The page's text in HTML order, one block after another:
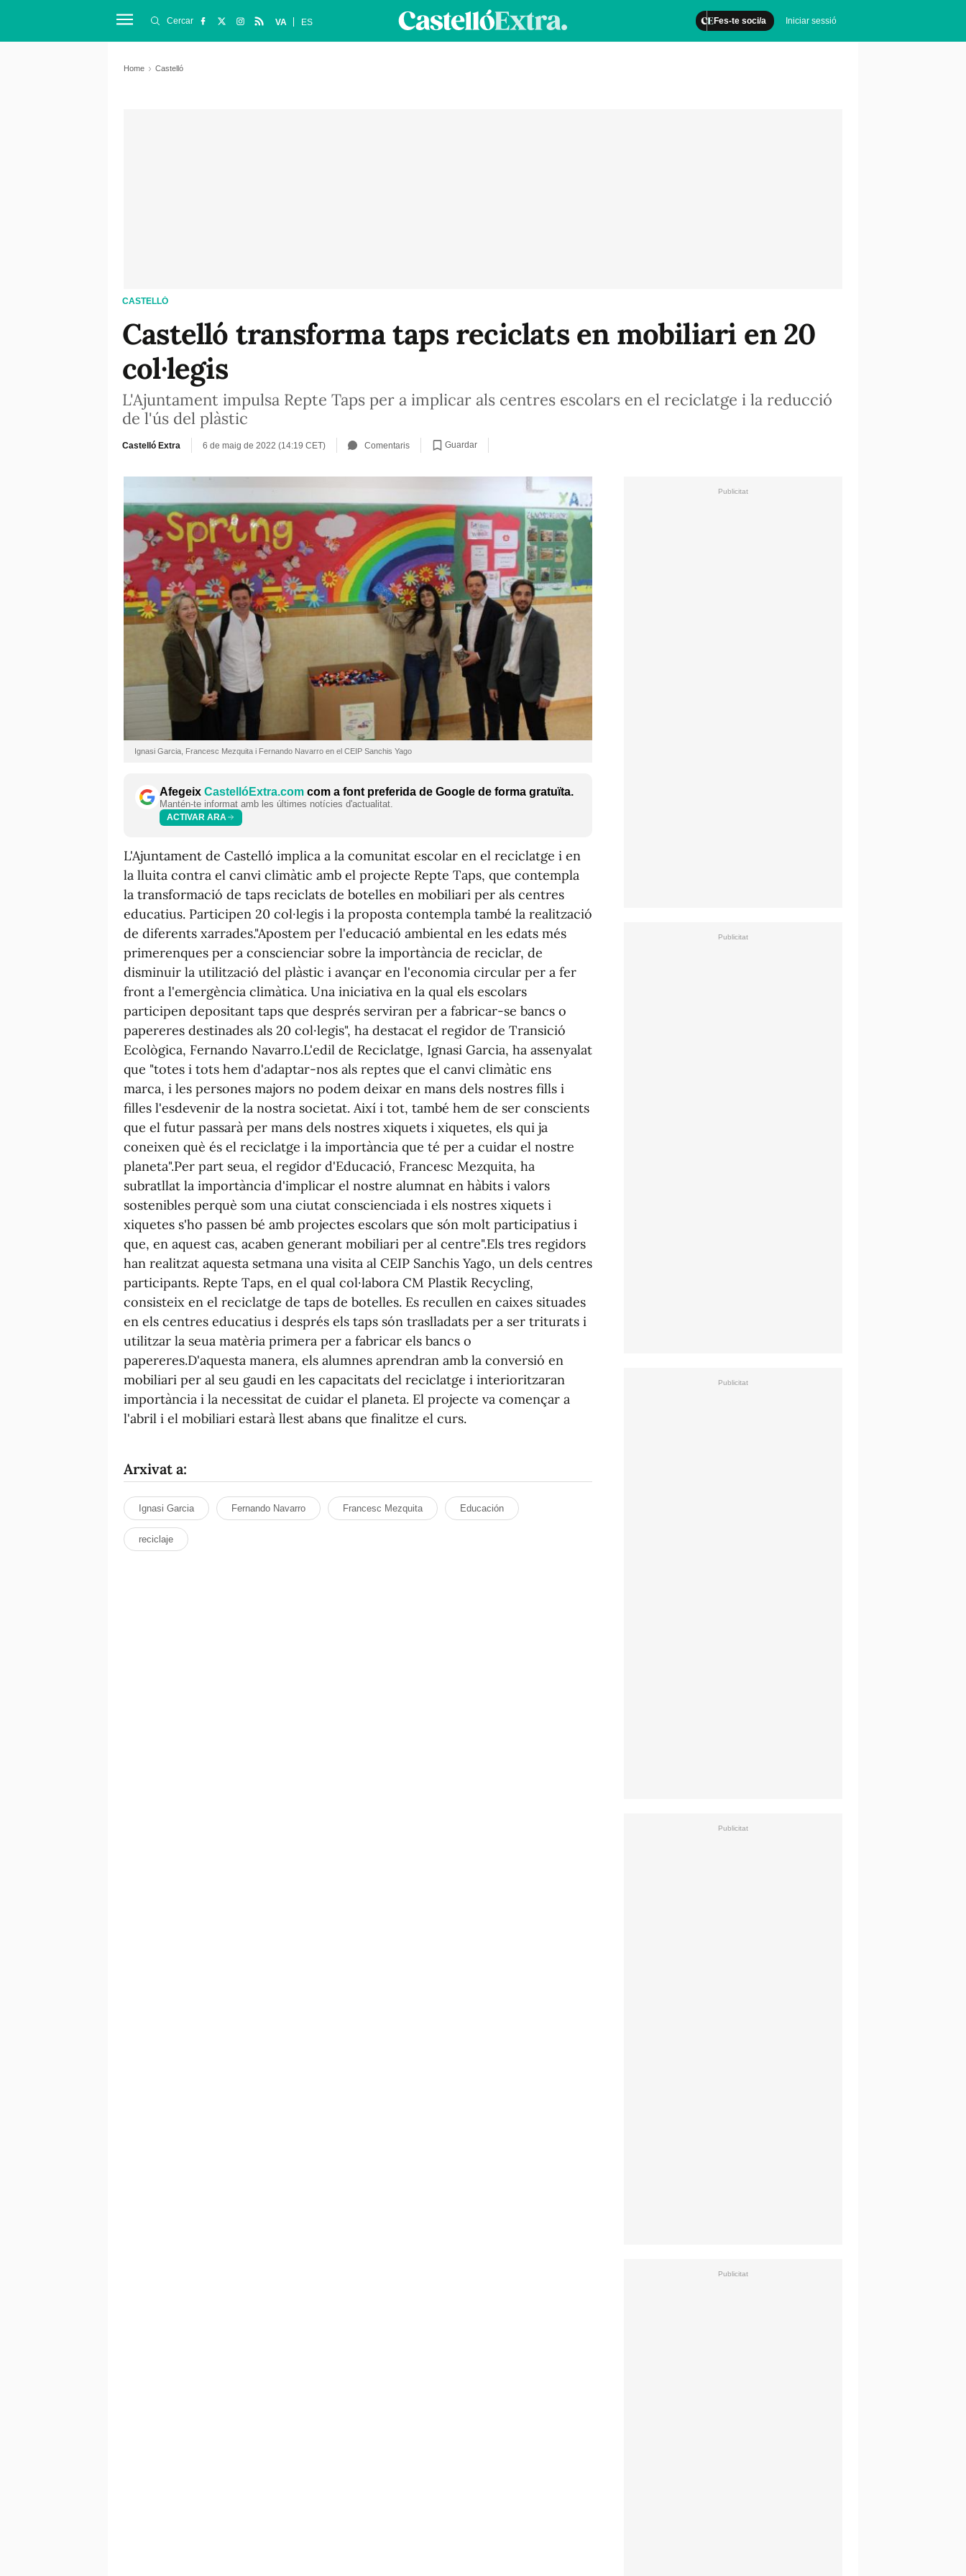
Fes-te soci/a Iniciar sessió
Cercar VA ES
Home Castelló
CASTELLÓ
Castelló transforma taps reciclats en mobiliari en 20
col·legis
L'Ajuntament impulsa Repte Taps per a implicar als centres escolars en el reciclatge i la reducció
de l'ús del plàstic
Castelló Extra 6 de maig de 2022 (14:19 CET) Comentaris Guardar
Ignasi Garcia, Francesc Mezquita i Fernando Navarro en el CEIP Sanchis Yago
Afegeix CastellóExtra.com com a font preferida de Google de forma gratuïta.
Mantén-te informat amb les últimes notícies d'actualitat.
ACTIVAR ARA
L'Ajuntament de Castelló implica a la comunitat escolar en el reciclatge i en
la lluita contra el canvi climàtic amb el projecte Repte Taps, que contempla
la transformació de taps reciclats de botelles en mobiliari per als centres
educatius. Participen 20 col·legis i la proposta contempla també la realització
de diferents xarrades."Apostem per l'educació ambiental en les edats més
primerenques per a conscienciar sobre la importància de reciclar, de
disminuir la utilització del plàstic i avançar en l'economia circular per a fer
front a l'emergència climàtica. Una iniciativa en la qual els escolars
participen depositant taps que després serviran per a fabricar-se bancs o
papereres destinades als 20 col·legis", ha destacat el regidor de Transició
Ecològica, Fernando Navarro.L'edil de Reciclatge, Ignasi Garcia, ha assenyalat
que "totes i tots hem d'adaptar-nos als reptes que el canvi climàtic ens
marca, i les persones majors no podem deixar en mans dels nostres fills i
filles l'esdevenir de la nostra societat. Així i tot, també hem de ser conscients
que el futur passarà per mans dels nostres xiquets i xiquetes, els qui ja
coneixen què és el reciclatge i la importància que té per a cuidar el nostre
planeta".Per part seua, el regidor d'Educació, Francesc Mezquita, ha
subratllat la importància d'implicar el nostre alumnat en hàbits i valors
sostenibles perquè som una ciutat conscienciada i els nostres xiquets i
xiquetes s'ho passen bé amb projectes escolars que són molt participatius i
que, en aquest cas, acaben generant mobiliari per al centre".Els tres regidors
han realitzat aquesta setmana una visita al CEIP Sanchis Yago, un dels centres
participants. Repte Taps, en el qual col·labora CM Plastik Recycling,
consisteix en el reciclatge de taps de botelles. Es recullen en caixes situades
en els centres educatius i després els taps són traslladats per a ser triturats i
utilitzar la seua matèria primera per a fabricar els bancs o
papereres.D'aquesta manera, els alumnes aprendran amb la conversió en
mobiliari per al seu gaudi en les capacitats del reciclatge i interioritzaran
importància i la necessitat de cuidar el planeta. El projecte va començar a
l'abril i el mobiliari estarà llest abans que finalitze el curs.
Arxivat a:
Ignasi Garcia Fernando Navarro Francesc Mezquita Educación
reciclaje